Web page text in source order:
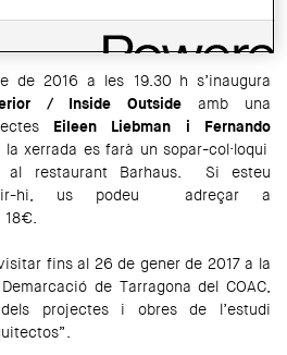
de 2016 a les 19.30 h s’inaugura
/ Inside Outside amb una
Eileen Liebman i Fernando
xerrada es farà un sopar-col·loqui
al restaurant Barhaus. Si esteu
hi, us podeu adreçar a
18€.
fins al 26 de gener de 2017 a la
de Tarragona del COAC,
projectes i obres de l’estudi